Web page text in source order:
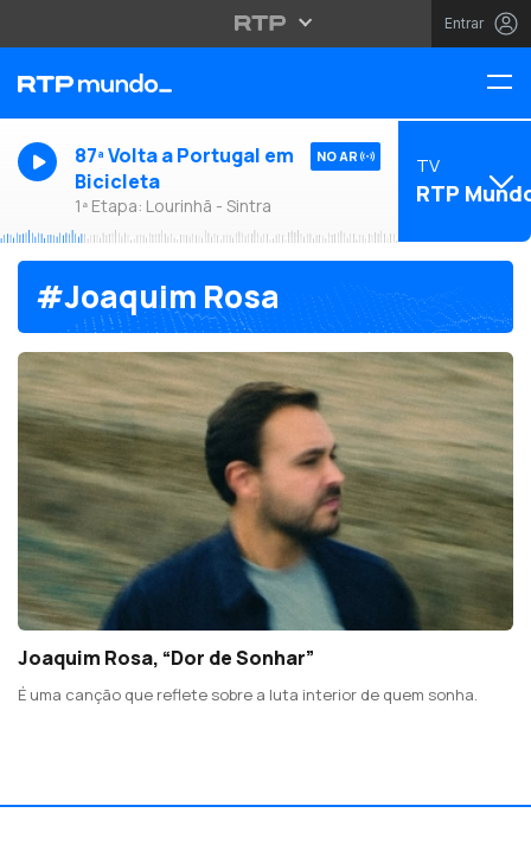
Entrar
87ª Volta a Portugal em
Bicicleta
1ª Etapa: Lourinhã - Sintra
NO AR TV
RTP
#Joaquim Rosa
Joaquim Rosa, “Dor de Sonhar”
É uma canção que reflete sobre a luta interior de quem sonha.